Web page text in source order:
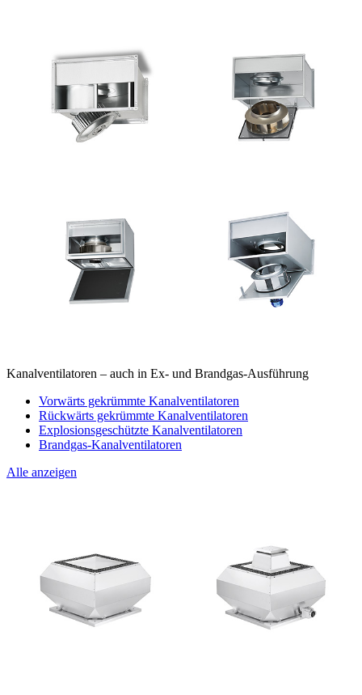
Kanalventilatoren – auch in Ex- und Brandgas-Ausführung
Vorwärts gekrümmte Kanalventilatoren
Rückwärts gekrümmte Kanalventilatoren
Explosionsgeschützte Kanalventilatoren
Brandgas-Kanalventilatoren
Alle anzeigen